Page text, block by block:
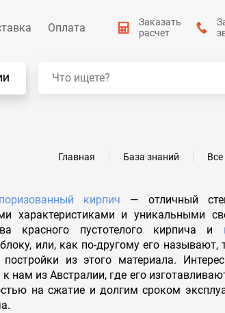
Оплата
Заказать
расчет
Главная База знаний
поризованный кирпич — отличный
характеристиками и уникальными
красного пустотелого кирпича и
или, как по-другому его
из этого материала.
нам из Австралии, где его
на сжатие и долгим сроком